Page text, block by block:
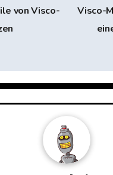
von Visco-
Visco-